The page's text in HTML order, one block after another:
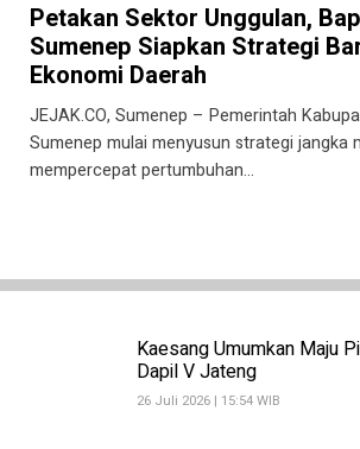
Kaesang Umumkan Maju
Dapil V Jateng
26 Juli 2026 | 15:54 WIB
Petakan Sektor Unggulan,
Sumenep Siapkan Strategi
Ekonomi Daerah
JEJAK.CO, Sumenep – Pemerintah
Sumenep mulai menyusun strategi jangka
mempercepat pertumbuhan…